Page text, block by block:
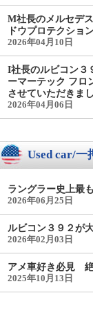
M社長のメルセデ
ドウプロテクショ
2026年04月10日
I社長のルビコン３
ーマーテック フロ
させていただきまし
2026年04月06日
Used car/一
ラングラー史上最
2026年06月25日
ルビコン３９２が
2026年02月03日
アメ車好き必見 絶
2025年10月13日